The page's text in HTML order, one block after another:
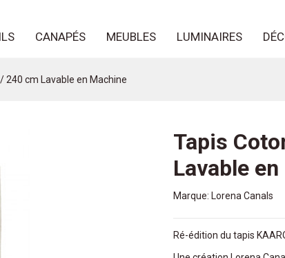
CANAPÉS MEUBLES LUMINAIRES
240 cm Lavable en Machine
Tapis
Lavable
Marque: Lorena Canals
Ré-édition du tapis